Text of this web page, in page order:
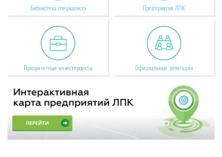
Библиотека специалиста Предприятия ЛПК
Приоритетные инвестпроекты Официальные делегации